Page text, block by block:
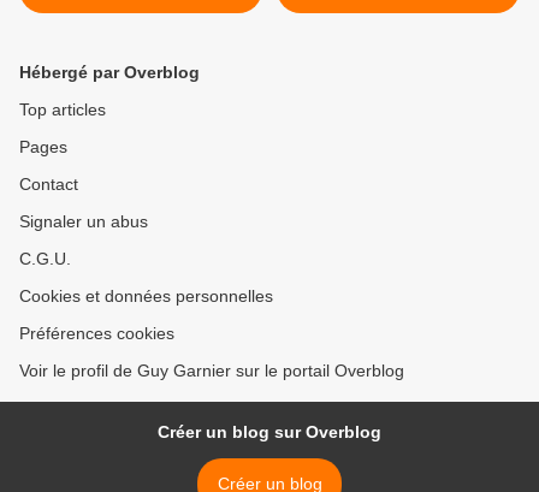
Hébergé par Overblog
Top articles
Pages
Contact
Signaler un abus
C.G.U.
Cookies et données personnelles
Préférences cookies
Voir le profil de Guy Garnier sur le portail Overblog
Créer un blog sur Overblog
Créer un blog